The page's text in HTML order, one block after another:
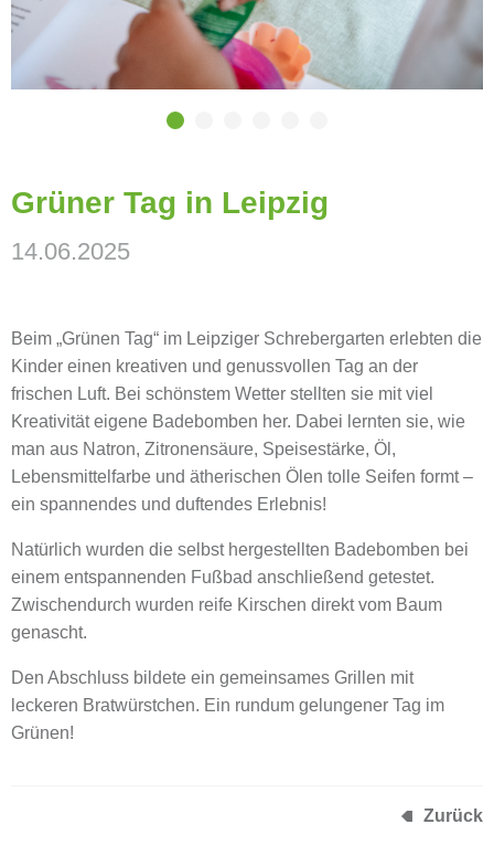
Grüner Tag in Leipzig
14.06.2025
Beim „Grünen Tag“ im Leipziger Schrebergarten erlebten die
Kinder einen kreativen und genussvollen Tag an der
frischen Luft. Bei schönstem Wetter stellten sie mit viel
Kreativität eigene Badebomben her. Dabei lernten sie, wie
man aus Natron, Zitronensäure, Speisestärke, Öl,
Lebensmittelfarbe und ätherischen Ölen tolle Seifen formt –
ein spannendes und duftendes Erlebnis!
Natürlich wurden die selbst hergestellten Badebomben bei
einem entspannenden Fußbad anschließend getestet.
Zwischendurch wurden reife Kirschen direkt vom Baum
genascht.
Den Abschluss bildete ein gemeinsames Grillen mit
leckeren Bratwürstchen. Ein rundum gelungener Tag im
Grünen!
Zurück